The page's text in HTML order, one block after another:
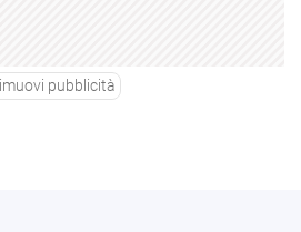
pubblicità